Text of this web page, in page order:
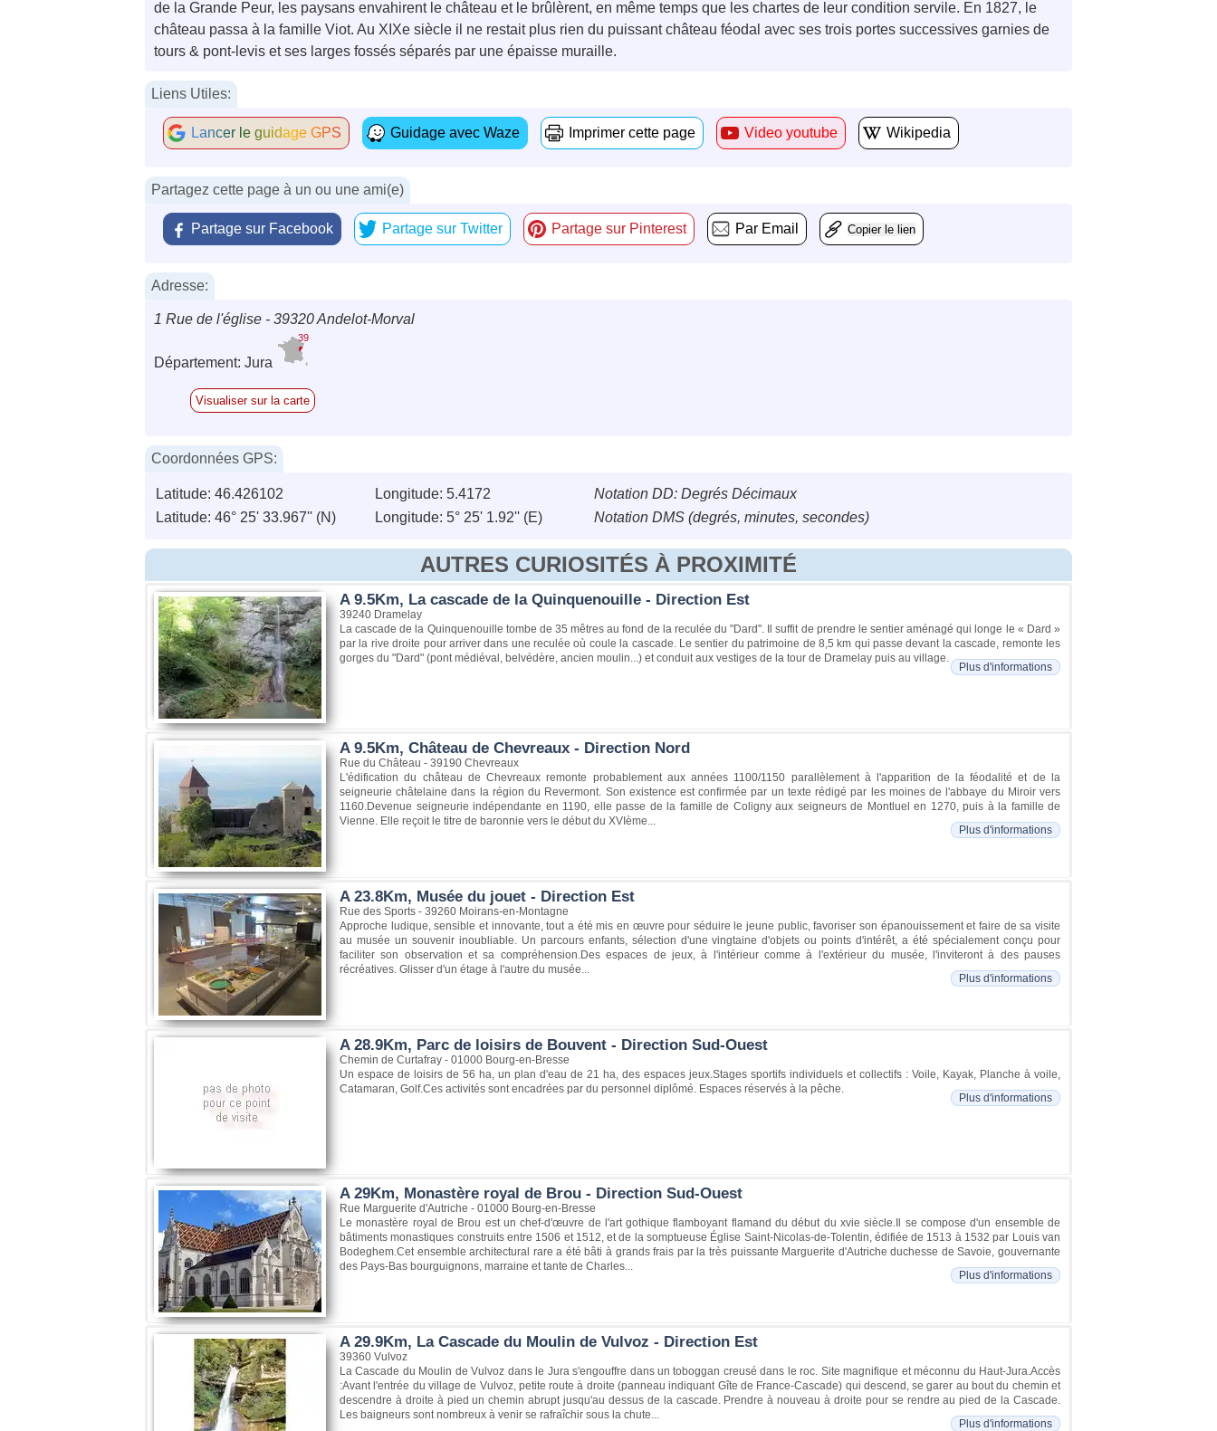
de la Grande Peur, les paysans envahirent le château et le brûlèrent, en même temps que les chartes de leur condition servile. En 1827, le
château passa à la famille Viot. Au XIXe siècle il ne restait plus rien du puissant château féodal avec ses trois portes successives garnies de
tours & pont-levis et ses larges fossés séparés par une épaisse muraille.
Liens Utiles:
Lancer le guidage GPS Guidage avec Waze Imprimer cette page Video youtube Wikipedia
Partagez cette page à un ou une ami(e)
Partage sur Facebook Partage sur Twitter Partage sur Pinterest Par Email Copier le lien
Adresse:
1 Rue de l'église - 39320 Andelot-Morval
Département: Jura
39
Visualiser sur la carte
Coordonnées GPS:
Latitude: 46.426102 Longitude: 5.4172
Notation DD: Degrés Décimaux
Latitude: 46° 25' 33.967'' (N)
Longitude: 5° 25' 1.92'' (E) Notation DMS (degrés, minutes, secondes)
AUTRES CURIOSITÉS À PROXIMITÉ
A 9.5Km, La cascade de la Quinquenouille - Direction Est
39240 Dramelay
La cascade de la Quinquenouille tombe de 35 mêtres au fond de la reculée du "Dard". Il suffit de prendre le sentier aménagé qui longe le « Dard »
par la rive droite pour arriver dans une reculée où coule la cascade. Le sentier du patrimoine de 8,5 km qui passe devant la cascade, remonte les
gorges du "Dard" (pont médiéval, belvédère, ancien moulin...) et conduit aux vestiges de la tour de Dramelay puis au village.
Plus d'informations
A 9.5Km, Château de Chevreaux - Direction Nord
Rue du Château - 39190 Chevreaux
L'édification du château de Chevreaux remonte probablement aux années 1100/1150 parallèlement à l'apparition de la féodalité et de la
seigneurie châtelaine dans la région du Revermont. Son existence est confirmée par un texte rédigé par les moines de l'abbaye du Miroir vers
1160.Devenue seigneurie indépendante en 1190, elle passe de la famille de Coligny aux seigneurs de Montluel en 1270, puis à la famille de
Vienne. Elle reçoit le titre de baronnie vers le début du XVIème...
Plus d'informations
A 23.8Km, Musée du jouet - Direction Est
Rue des Sports - 39260 Moirans-en-Montagne
Approche ludique, sensible et innovante, tout a été mis en œuvre pour séduire le jeune public, favoriser son épanouissement et faire de sa visite
au musée un souvenir inoubliable. Un parcours enfants, sélection d'une vingtaine d'objets ou points d'intérêt, a été spécialement conçu pour
faciliter son observation et sa compréhension.Des espaces de jeux, à l'intérieur comme à l'extérieur du musée, l'inviteront à des pauses
récréatives. Glisser d'un étage à l'autre du musée...
Plus d'informations
A 28.9Km, Parc de loisirs de Bouvent - Direction Sud-Ouest
Chemin de Curtafray - 01000 Bourg-en-Bresse
Un espace de loisirs de 56 ha, un plan d'eau de 21 ha, des espaces jeux.Stages sportifs individuels et collectifs : Voile, Kayak, Planche à voile,
Catamaran, Golf.Ces activités sont encadrées par du personnel diplômé. Espaces réservés à la pêche.
Plus d'informations
A 29Km, Monastère royal de Brou - Direction Sud-Ouest
Rue Marguerite d'Autriche - 01000 Bourg-en-Bresse
Le monastère royal de Brou est un chef-d'œuvre de l'art gothique flamboyant flamand du début du xvie siècle.Il se compose d'un ensemble de
bâtiments monastiques construits entre 1506 et 1512, et de la somptueuse Église Saint-Nicolas-de-Tolentin, édifiée de 1513 à 1532 par Louis van
Bodeghem.Cet ensemble architectural rare a été bâti à grands frais par la très puissante Marguerite d'Autriche duchesse de Savoie, gouvernante
des Pays-Bas bourguignons, marraine et tante de Charles...
Plus d'informations
A 29.9Km, La Cascade du Moulin de Vulvoz - Direction Est
39360 Vulvoz
La Cascade du Moulin de Vulvoz dans le Jura s'engouffre dans un toboggan creusé dans le roc. Site magnifique et méconnu du Haut-Jura.Accès
:Avant l'entrée du village de Vulvoz, petite route à droite (panneau indiquant Gîte de France-Cascade) qui descend, se garer au bout du chemin et
descendre à droite à pied un chemin abrupt jusqu'au dessus de la cascade. Prendre à nouveau à droite pour se rendre au pied de la Cascade.
Les baigneurs sont nombreux à venir se rafraîchir sous la chute...
Plus d'informations